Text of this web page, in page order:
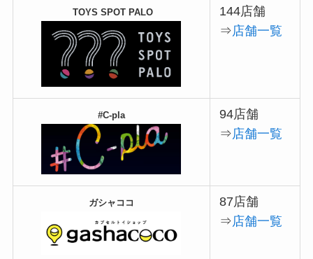
TOYS SPOT PALO
144店舗
⇒店舗一覧
#C-pla
94店舗
⇒店舗一覧
ガシャココ
87店舗
⇒店舗一覧